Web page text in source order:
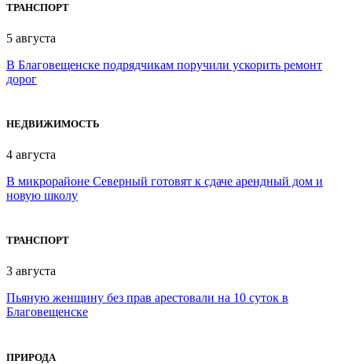
ТРАНСПОРТ
5 августа
В Благовещенске подрядчикам поручили ускорить ремонт
дорог
НЕДВИЖИМОСТЬ
4 августа
В микрорайоне Северный готовят к сдаче арендный дом и
новую школу
ТРАНСПОРТ
3 августа
Пьяную женщину без прав арестовали на 10 суток в
Благовещенске
ПРИРОДА